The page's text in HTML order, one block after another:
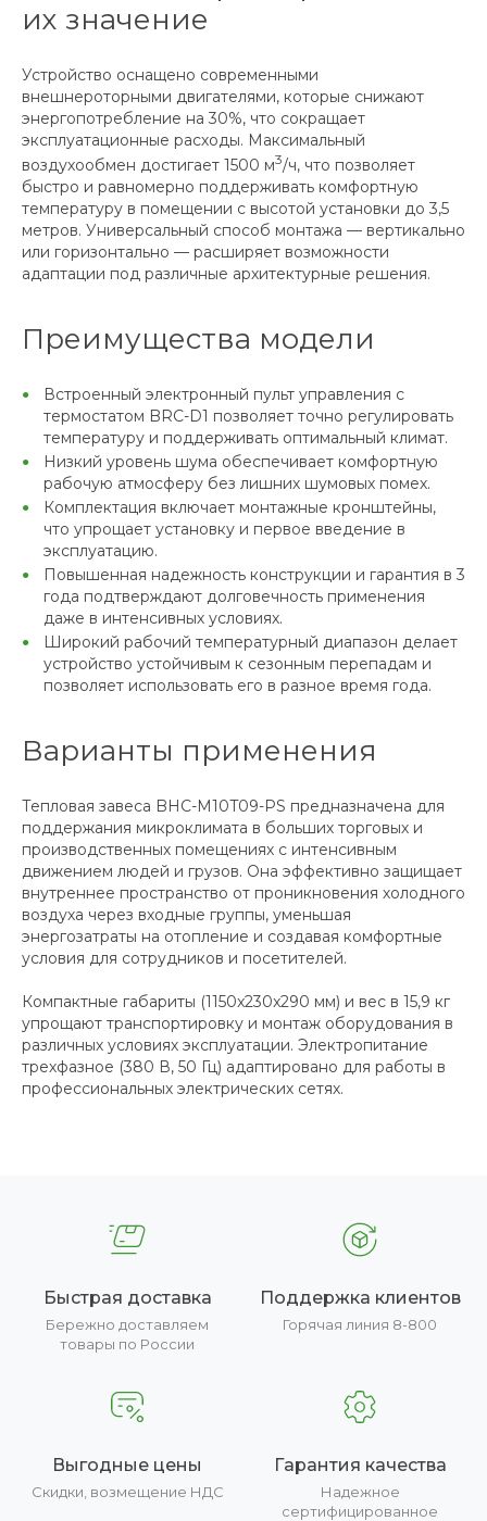
их значение
Устройство оснащено современными
внешнероторными двигателями, которые снижают
энергопотребление на 30%, что сокращает
эксплуатационные расходы. Максимальный
воздухообмен достигает 1500 м3/ч, что позволяет
быстро и равномерно поддерживать комфортную
температуру в помещении с высотой установки до 3,5
метров. Универсальный способ монтажа — вертикально
или горизонтально — расширяет возможности
адаптации под различные архитектурные решения.
Преимущества модели
Встроенный электронный пульт управления с
термостатом BRC-D1 позволяет точно регулировать
температуру и поддерживать оптимальный климат.
Низкий уровень шума обеспечивает комфортную
рабочую атмосферу без лишних шумовых помех.
Комплектация включает монтажные кронштейны,
что упрощает установку и первое введение в
эксплуатацию.
Повышенная надежность конструкции и гарантия в 3
года подтверждают долговечность применения
даже в интенсивных условиях.
Широкий рабочий температурный диапазон делает
устройство устойчивым к сезонным перепадам и
позволяет использовать его в разное время года.
Варианты применения
Тепловая завеса BHC-M10T09-PS предназначена для
поддержания микроклимата в больших торговых и
производственных помещениях с интенсивным
движением людей и грузов. Она эффективно защищает
внутреннее пространство от проникновения холодного
воздуха через входные группы, уменьшая
энергозатраты на отопление и создавая комфортные
условия для сотрудников и посетителей.
Компактные габариты (1150x230x290 мм) и вес в 15,9 кг
упрощают транспортировку и монтаж оборудования в
различных условиях эксплуатации. Электропитание
трехфазное (380 В, 50 Гц) адаптировано для работы в
профессиональных электрических сетях.
Быстрая доставка
Бережно доставляем
товары по России
Поддержка клиентов
Горячая линия 8-800
Выгодные цены
Скидки, возмещение НДС
Гарантия качества
Надежное
сертифицированное